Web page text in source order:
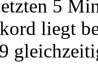
5
liegt